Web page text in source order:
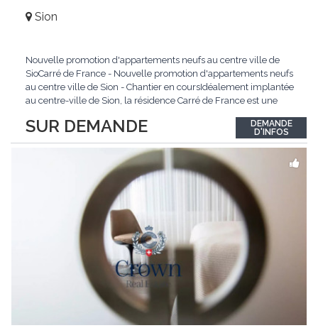
SUR DEMANDE
Sion
Nouvelle promotion d'appartements neufs au centre ville de
SioCarré de France - Nouvelle promotion d'appartements neufs
au centre ville de Sion - Chantier en coursIdéalement implantée
au centre-ville de Sion, la résidence Carré de France est une
contemporaine, qualité de vie et emplacement privilégié.Ce
projet d'envergure comprend 38...
DEMANDE
D'INFOS